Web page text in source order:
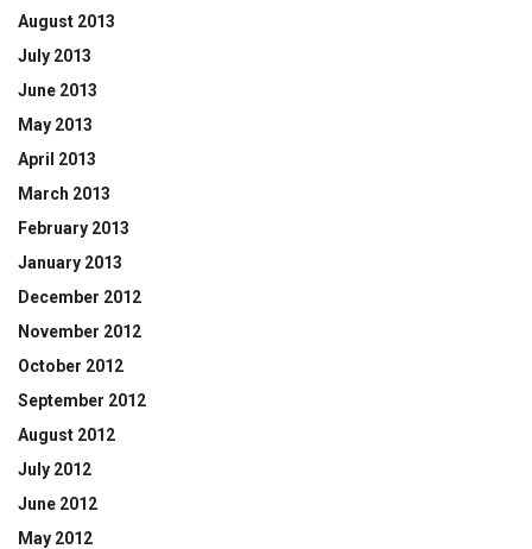
August 2013
July 2013
June 2013
May 2013
April 2013
March 2013
February 2013
January 2013
December 2012
November 2012
October 2012
September 2012
August 2012
July 2012
June 2012
May 2012